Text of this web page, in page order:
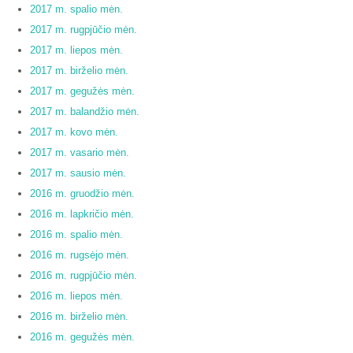
2017 m. spalio mėn.
2017 m. rugpjūčio mėn.
2017 m. liepos mėn.
2017 m. birželio mėn.
2017 m. gegužės mėn.
2017 m. balandžio mėn.
2017 m. kovo mėn.
2017 m. vasario mėn.
2017 m. sausio mėn.
2016 m. gruodžio mėn.
2016 m. lapkričio mėn.
2016 m. spalio mėn.
2016 m. rugsėjo mėn.
2016 m. rugpjūčio mėn.
2016 m. liepos mėn.
2016 m. birželio mėn.
2016 m. gegužės mėn.